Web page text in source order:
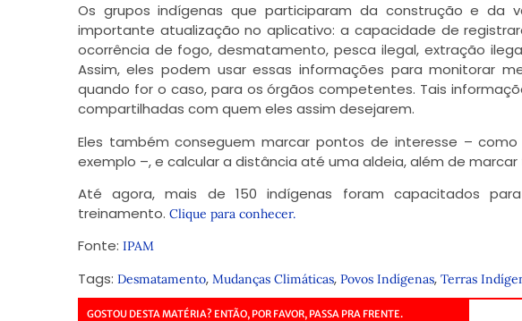
Os grupos indígenas que participaram da construção e da
importante atualização no aplicativo: a capacidade de
ocorrência de fogo, desmatamento, pesca ilegal, extração
Assim, eles podem usar essas informações para monitorar
quando for o caso, para os órgãos competentes. Tais
compartilhadas com quem eles assim desejarem.
Eles também conseguem marcar pontos de interesse –
exemplo –, e calcular a distância até uma aldeia, além de
Até agora, mais de 150 indígenas foram capacitados
treinamento. Clique para conhecer.
Fonte: IPAM
Tags: Desmatamento, Mudanças Climáticas, Povos Indígenas, Terras
GOSTOU DESTA MATÉRIA? ENTÃO, POR FAVOR, PASSA PRA FRENTE.